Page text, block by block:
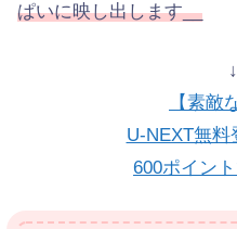
ぱいに映し出します__
【素敵
U-NEXT無料
600ポイン